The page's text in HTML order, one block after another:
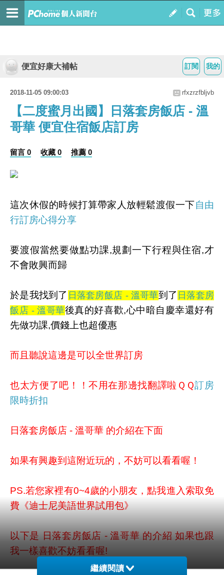
我的
訂閱
便宜好康大補帖
2018-11-05 09:00:03 rfxzrzfbljvb
【二度蜜月出國】日落套房飯店 - 溫
哥華 便宜住宿飯店訂房
留言 0 收藏 0 推薦 0
這次休假的時候打算帶家人放輕鬆渡假一下自由
行訂房心得分享
要渡假當然要做點功課,規劃一下行程與住宿,才
不會敗興而歸
於是我找到了 日落套房飯店 - 溫哥華到了 日落套房
飯店 - 溫哥華後真的好喜歡,心中暗自慶幸還好有
先做功課,價錢上也超優惠
而且聽說這邊是可以全世界訂房
也太方便了吧！！不用在那邊找翻譯啦ＱＱ訂房
限時折扣
日落套房飯店 - 溫哥華 的介紹在下面
如果有興趣到這附近玩的，不妨可以看看喔！
PS.若您家裡有0~4歲的小朋友，點我進入索取免
費《迪士尼美語世界試用包》
以下是 日落套房飯店 - 溫哥華 的介紹 如果也跟
我一樣喜歡不妨看看喔!
繼續閱讀